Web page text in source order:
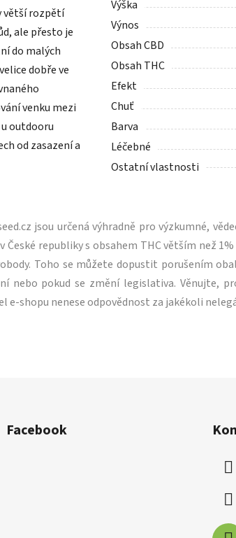
větší rozpětí
ale přesto je
do malých
dobře ve
venku mezi
u outdooru
od zasazení a
Výška
Výnos
Obsah CBD
Obsah THC
Efekt
Chuť
Barva
Léčebné
Ostatní vlastnosti
jsou určená výhradně pro výzkumné,
České republiky s obsahem THC větším než
Toho se můžete dopustit porušením
nebo pokud se změní legislativa. Věnujte,
e-shopu nenese odpovědnost za jakékoli
Facebook